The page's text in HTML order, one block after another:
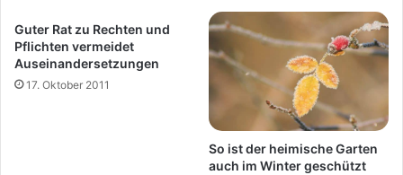
Guter Rat zu Rechten und
Pflichten vermeidet
Auseinandersetzungen
17. Oktober 2011
So ist der heimische Garten
auch im Winter geschützt